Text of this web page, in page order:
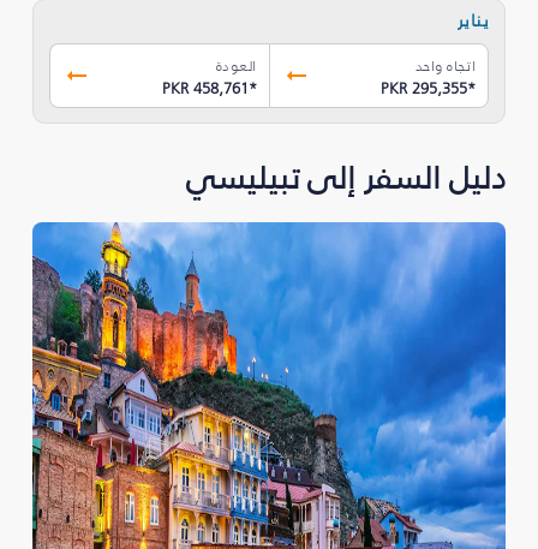
يناير
اتجاه واحد
PKR 295,355*
العودة
PKR 458,761*
دليل السفر إلى تبيليسي